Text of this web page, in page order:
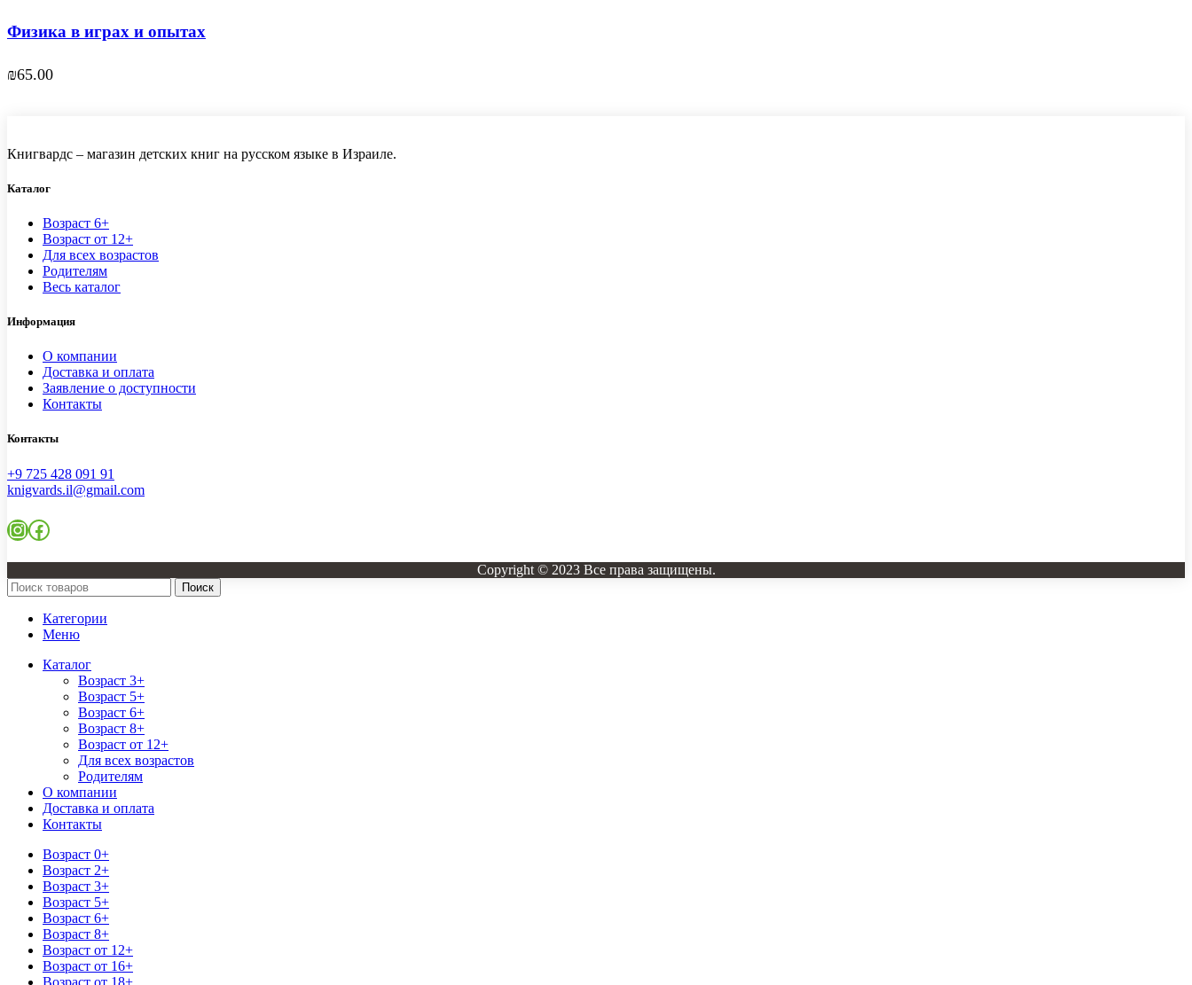
Физика в играх и опытах
₪65.00
Книгвардс – магазин детских книг на русском языке в Израиле.
Каталог
Возраст 6+
Возраст от 12+
Для всех возрастов
Родителям
Весь каталог
Информация
О компании
Доставка и оплата
Заявление о доступности
Контакты
Контакты
+9 725 428 091 91
knigvards.il@gmail.com
Instagram
Facebook
Copyright © 2023 Все права защищены.
Поиск
Категории
Меню
Каталог
Возраст 3+
Возраст 5+
Возраст 6+
Возраст 8+
Возраст от 12+
Для всех возрастов
Родителям
О компании
Доставка и оплата
Контакты
Возраст 0+
Возраст 2+
Возраст 3+
Возраст 5+
Возраст 6+
Возраст 8+
Возраст от 12+
Возраст от 16+
Возраст от 18+